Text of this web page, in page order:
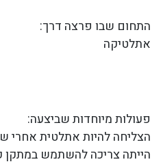
התחום שבו פרצה דרך:
אתלטיקה
פעולות מיוחדות שביצעה:
הצליחה להיות אתלטית אחרי
הייתה צריכה להשתמש במתקן